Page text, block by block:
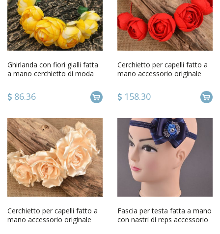
Ghirlanda con fiori gialli fatta
a mano cerchietto di moda
86.36
Cerchietto per capelli fatto a
mano accessorio originale
158.30
Cerchietto per capelli fatto a
mano accessorio originale
Fascia per testa fatta a mano
con nastri di reps accessorio